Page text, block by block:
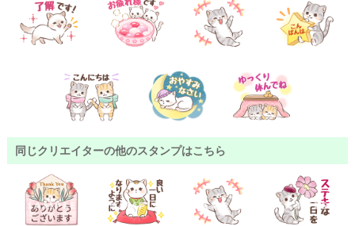
同じクリエイターの他のスタンプはこちら